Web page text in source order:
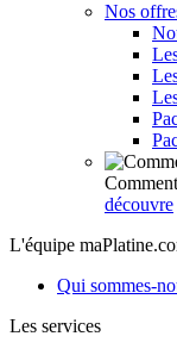
Nos
découvre
L'équipe
Qui sommes-
Les services